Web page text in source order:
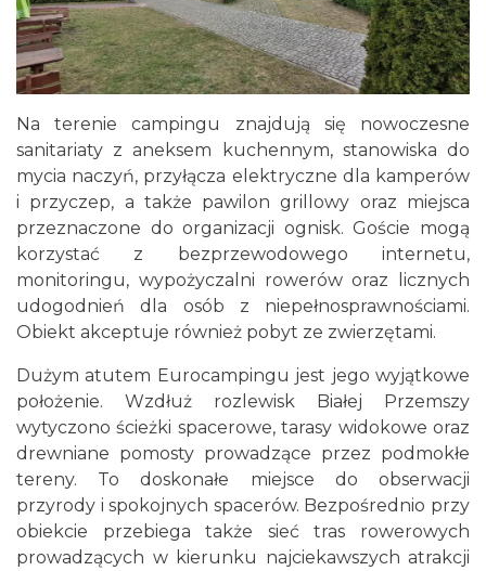
Na terenie campingu znajdują się nowoczesne
sanitariaty z aneksem kuchennym, stanowiska do
mycia naczyń, przyłącza elektryczne dla kamperów
i przyczep, a także pawilon grillowy oraz miejsca
przeznaczone do organizacji ognisk. Goście mogą
korzystać z bezprzewodowego internetu,
monitoringu, wypożyczalni rowerów oraz licznych
udogodnień dla osób z niepełnosprawnościami.
Obiekt akceptuje również pobyt ze zwierzętami.
Dużym atutem Eurocampingu jest jego wyjątkowe
położenie. Wzdłuż rozlewisk Białej Przemszy
wytyczono ścieżki spacerowe, tarasy widokowe oraz
drewniane pomosty prowadzące przez podmokłe
tereny. To doskonałe miejsce do obserwacji
przyrody i spokojnych spacerów. Bezpośrednio przy
obiekcie przebiega także sieć tras rowerowych
prowadzących w kierunku najciekawszych atrakcji